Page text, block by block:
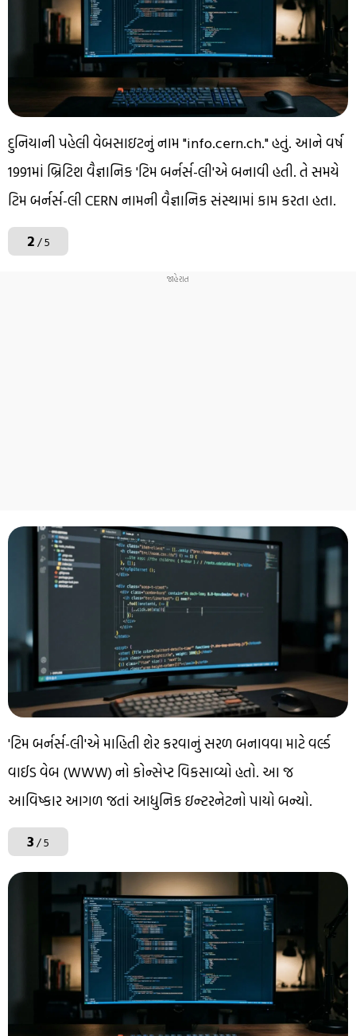
દુનિયાની પહેલી વેબસાઇટનું નામ "info.cern.ch." હતું. આને વર્ષ
1991માં બ્રિટિશ વૈજ્ઞાનિક 'ટિમ બર્નર્સ-લી'એ બનાવી હતી. તે સમયે
ટિમ બર્નર્સ-લી CERN નામની વૈજ્ઞાનિક સંસ્થામાં કામ કરતા હતા.
2/ 5
'ટિમ બર્નર્સ-લી'એ માહિતી શેર કરવાનું સરળ બનાવવા માટે વર્લ્ડ
વાઈડ વેબ (WWW) નો કોન્સેપ્ટ વિકસાવ્યો હતો. આ જ
આવિષ્કાર આગળ જતાં આધુનિક ઇન્ટરનેટનો પાયો બન્યો.
3/ 5